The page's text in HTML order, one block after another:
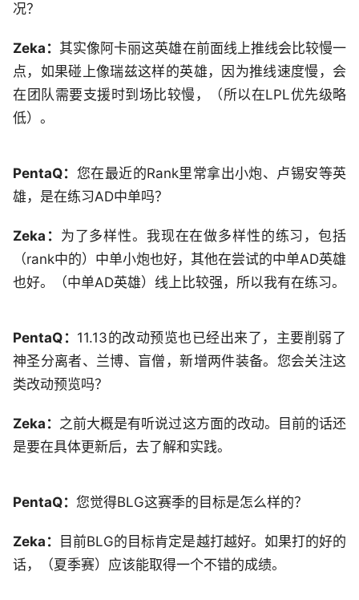
况？
Zeka： 其实像阿卡丽这英雄在前面线上推线会比较慢一
点，如果碰上像瑞兹这样的英雄，因为推线速度慢，会
在团队需要支援时到场比较慢，（所以在LPL优先级略
低）。
PentaQ： 您在最近的Rank里常拿出小炮、卢锡安等英
雄，是在练习AD中单吗？
Zeka： 为了多样性。我现在在做多样性的练习，包括
（rank中的）中单小炮也好，其他在尝试的中单AD英雄
也好。（中单AD英雄）线上比较强，所以我有在练习。
PentaQ： 11.13的改动预览也已经出来了，主要削弱了
神圣分离者、兰博、盲僧，新增两件装备。您会关注这
类改动预览吗？
Zeka： 之前大概是有听说过这方面的改动。目前的话还
是要在具体更新后，去了解和实践。
PentaQ： 您觉得BLG这赛季的目标是怎么样的？
Zeka：
目前BLG的目标肯定是越打越好。如果打的好的
话，（夏季赛）应该能取得一个不错的成绩。